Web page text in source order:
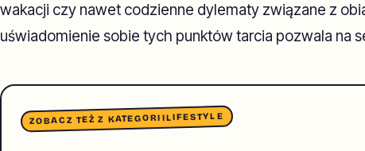
wakacji czy nawet codzienne dylematy związane z
uświadomienie sobie tych punktów tarcia pozwala na
ZOBACZ TEŻ Z KATEGORIILIFESTYLE